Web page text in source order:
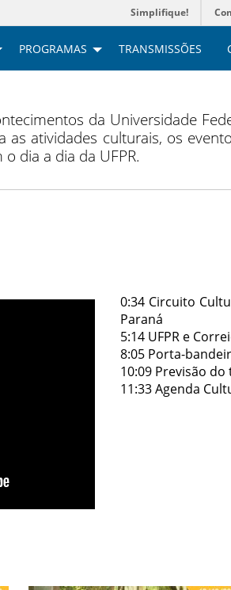
Simplifique!
PROGRAMAS TRANSMISSÕES
da Universidade
as atividades culturais, os
dia a dia da UFPR.
0:34 Circuito
Paraná
5:14 UFPR e
8:05 Porta-
10:09 Previsão do
11:33 Agenda